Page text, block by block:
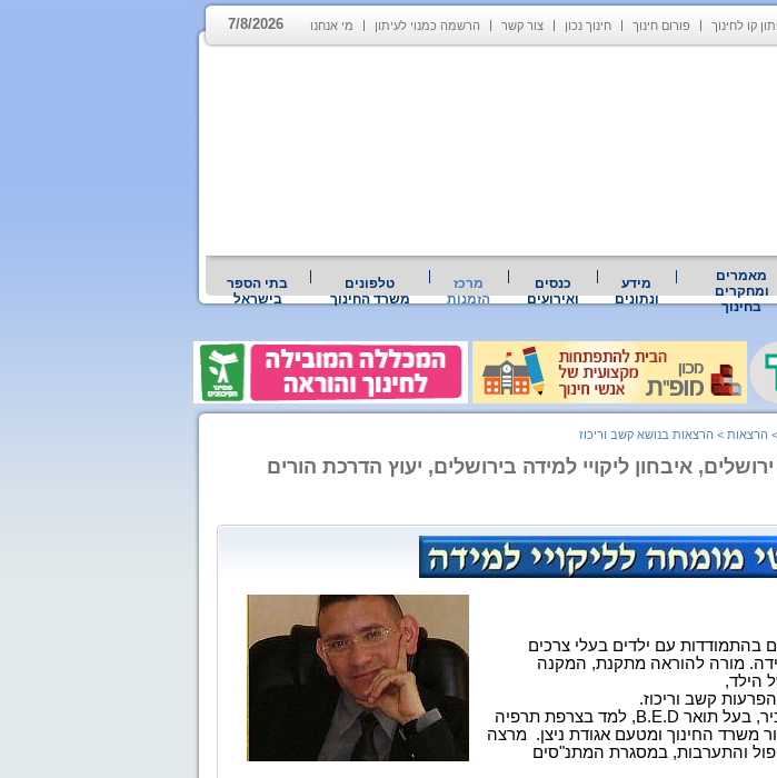
קו לחינוך פורום חינוך חינוך נכון צור קשר הרשמה כמנוי לעיתון מי אנחנו 7/8/2026
מאמרים
ומחקרים
בחינוך
מידע
ונתונים
כנסים
ואירועים
מרכז
הזמנות
טלפונים
משרד החינוך
בתי הספר
בישראל
> הרצאות > הרצאות בנושא קשב וריכוז
איבחון ליקויי למידה בירושלים, יעוץ הדרכת הורים
בהתמודדות עם ילדים בעלי צרכים
מורה להוראה מתקנת, המקנה
הילד,
הפרעות קשב וריכוז.
בעל תואר B.E.D, למד בצרפת תרפיה
משרד החינוך ומטעם אגודת ניצן. מרצה
והתערבות, במסגרת המתנ"סים